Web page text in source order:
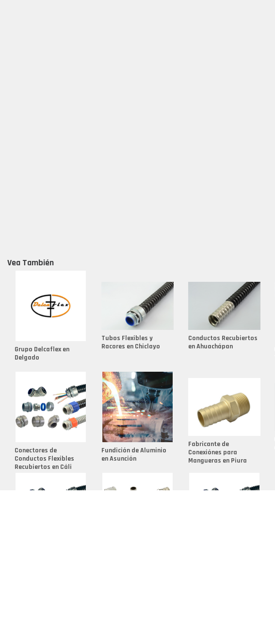
Vea También
Grupo Delcaflex en
Delgado
Tubos Flexibles y
Racores en Chiclayo
Conductos Recubiertos
en Ahuachápan
Conectores de
Conductos Flexibles
Recubiertos en Cáli
Fundición de Aluminio
en Asunción
Fabricante de
Conexiónes para
Mangueras en Piura